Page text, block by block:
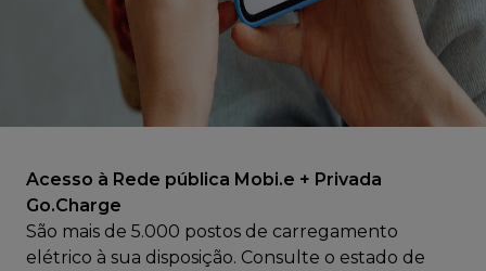
Acesso à Rede pública Mobi.e + Privada
Go.Charge
São mais de 5.000 postos de carregamento
elétrico à sua disposição. Consulte o estado de